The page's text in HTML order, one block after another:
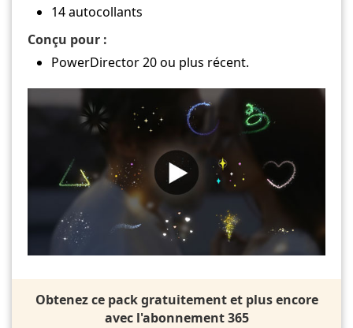
14 autocollants
Conçu pour :
PowerDirector 20 ou plus récent.
Obtenez ce pack gratuitement et plus encore
avec l'abonnement 365